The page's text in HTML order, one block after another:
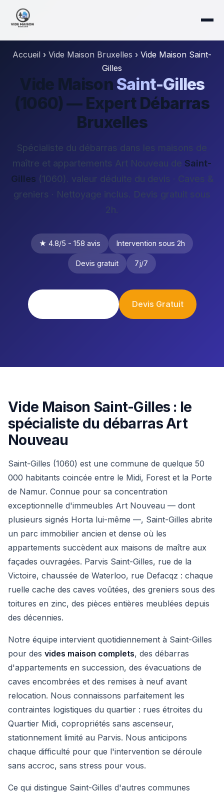
Accueil › Vide Maison Bruxelles › Vide Maison Saint-
Gilles
Vide Maison Saint-Gilles
(1060) — Expert Débarras
Bruxelles
Spécialiste du débarras dans les maisons de
maître et appartements Art Nouveau de Saint-
Gilles (1060). valeur déduite du devis · Caves &
greniers · Nettoyage inclus. Devis gratuit sous
2h.
★ 4.8/5 - 158 avis Intervention sous 2h
Devis gratuit 7j/7
Devis Gratuit
Vide Maison Saint-Gilles : le
spécialiste du débarras Art
Nouveau
Saint-Gilles (1060) est une commune de quelque 50
000 habitants coincée entre le Midi, Forest et la Porte
de Namur. Connue pour sa concentration
exceptionnelle d'immeubles Art Nouveau — dont
plusieurs signés Horta lui-même —, Saint-Gilles abrite
un parc immobilier ancien et dense où les
appartements succèdent aux maisons de maître aux
façades ouvragées. Parvis Saint-Gilles, rue de la
Victoire, chaussée de Waterloo, rue Defacqz : chaque
ruelle cache des caves voûtées, des greniers sous des
toitures en zinc, des pièces entières meublées depuis
des décennies.
Notre équipe intervient quotidiennement à Saint-Gilles
pour des vides maison complets, des débarras
d'appartements en succession, des évacuations de
caves encombrées et des remises à neuf avant
relocation. Nous connaissons parfaitement les
contraintes logistiques du quartier : rues étroites du
Quartier Midi, copropriétés sans ascenseur,
stationnement limité au Parvis. Nous anticipons
chaque difficulté pour que l'intervention se déroule
sans accroc, sans stress pour vous.
Ce qui distingue Saint-Gilles d'autres communes